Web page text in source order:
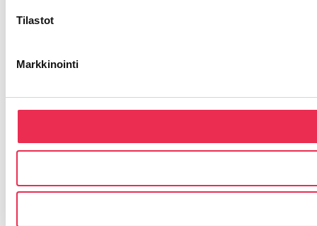
Tilastot
Markkinointi